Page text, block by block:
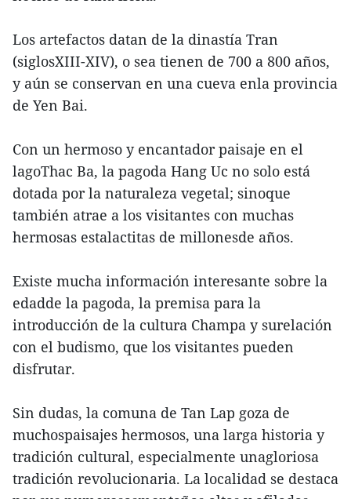
Los artefactos datan de la dinastía Tran
(siglosXIII-XIV), o sea tienen de 700 a 800 años,
y aún se conservan en una cueva enla provincia
de Yen Bai.
Con un hermoso y encantador paisaje en el
lagoThac Ba, la pagoda Hang Uc no solo está
dotada por la naturaleza vegetal; sinoque
también atrae a los visitantes con muchas
hermosas estalactitas de millonesde años.
Existe mucha información interesante sobre la
edadde la pagoda, la premisa para la
introducción de la cultura Champa y surelación
con el budismo, que los visitantes pueden
disfrutar.
Sin dudas, la comuna de Tan Lap goza de
muchospaisajes hermosos, una larga historia y
tradición cultural, especialmente unagloriosa
tradición revolucionaria. La localidad se destaca